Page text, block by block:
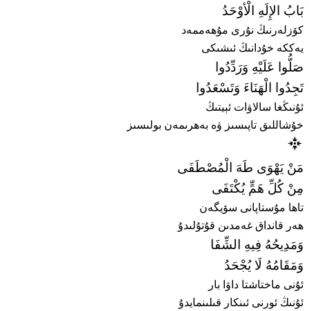
بَابُ الإِلَهِ الْأوْحَدُ
كۆزلەرنىڭ نۇرى مۇھەممەد
يەككە خۇدانىڭ ئىشىكى
صَلُّوا عَلَيْهِ وَرَدِّدُوا
تَجِدُوا الْهَنَاءَ وَتَسْعَدُوا
ئۇنىڭغا سالاۋات ئېيتىڭ
خۇشاللىق تاپىسىز ۋە بەھرىمەن بولىسىز
مَنْ يَهْوَى طَهَ الْمُصْطَفَى
مِنْ كُلِّ هَمٍّ يُكْتَفَى
تاھا مۇستاپانى سۆيگەن
ھەر قانداق غەمدىن قۇتۇلىدۇ
وَمَدِيحُهُ فِيهِ الشِّفَا
وَمَقَامُهُ لَا يُجْحَدُ
ئۇنى ماختاشتا داۋا بار
ئۇنىڭ ئورنى ئىنكار قىلىنمايدۇ